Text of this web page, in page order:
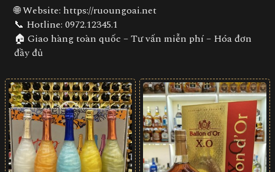
🌐 Website: https://ruoungoai.net
📞 Hotline: 0972.12345.1
🏠 Giao hàng toàn quốc – Tư vấn miễn phí – Hóa đơn
đầy đủ